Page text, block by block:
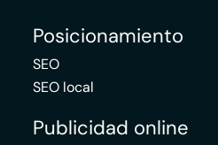
Posicionamiento
SEO
SEO local
Publicidad online